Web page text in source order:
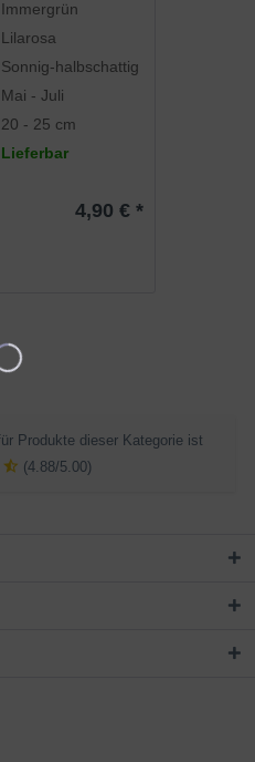
Immergrün
Lilarosa
Sonnig-halbschattig
Mai - Juli
20 - 25 cm
Lieferbar
4,90 € *
Produkte dieser Kategorie ist
(4.88/5.00)